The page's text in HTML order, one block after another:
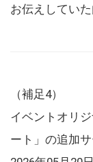
お伝えしてい
（補足4）
イベントオリ
ート」の追加